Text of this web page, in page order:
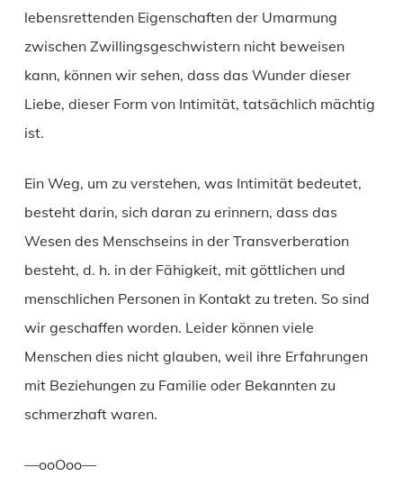
lebensrettenden Eigenschaften der Umarmung
zwischen Zwillingsgeschwistern nicht beweisen
kann, können wir sehen, dass das Wunder dieser
Liebe, dieser Form von Intimität, tatsächlich mächtig
ist.
Ein Weg, um zu verstehen, was Intimität bedeutet,
besteht darin, sich daran zu erinnern, dass das
Wesen des Menschseins in der Transverberation
besteht, d. h. in der Fähigkeit, mit göttlichen und
menschlichen Personen in Kontakt zu treten. So sind
wir geschaffen worden. Leider können viele
Menschen dies nicht glauben, weil ihre Erfahrungen
mit Beziehungen zu Familie oder Bekannten zu
schmerzhaft waren.
—ooOoo—